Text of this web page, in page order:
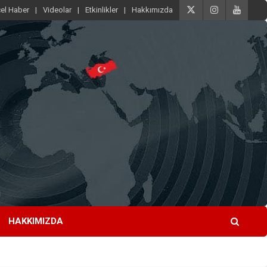
Haber Videolar Etkinlikler Hakkımızda
HAKKIMIZDA